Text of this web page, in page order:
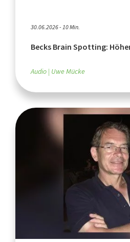
30.06.2026 - 10 Min.
Becks Brain Spotting:
Audio Uwe Mücke